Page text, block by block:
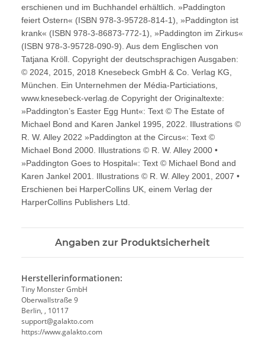
erschienen und im Buchhandel erhältlich. »Paddington
feiert Ostern« (ISBN 978-3-95728-814-1), »Paddington ist
krank« (ISBN 978-3-86873-772-1), »Paddington im Zirkus«
(ISBN 978-3-95728-090-9). Aus dem Englischen von
Tatjana Kröll. Copyright der deutschsprachigen Ausgaben:
© 2024, 2015, 2018 Knesebeck GmbH & Co. Verlag KG,
München. Ein Unternehmen der Média-Particiations,
www.knesebeck-verlag.de Copyright der Originaltexte:
»Paddington’s Easter Egg Hunt«: Text © The Estate of
Michael Bond and Karen Jankel 1995, 2022. Illustrations ©
R. W. Alley 2022 »Paddington at the Circus«: Text ©
Michael Bond 2000. Illustrations © R. W. Alley 2000 •
»Paddington Goes to Hospital«: Text © Michael Bond and
Karen Jankel 2001. Illustrations © R. W. Alley 2001, 2007 •
Erschienen bei HarperCollins UK, einem Verlag der
HarperCollins Publishers Ltd.
Angaben zur Produktsicherheit
Herstellerinformationen:
Tiny Monster GmbH
Oberwallstraße 9
Berlin, , 10117
support@galakto.com
https://www.galakto.com